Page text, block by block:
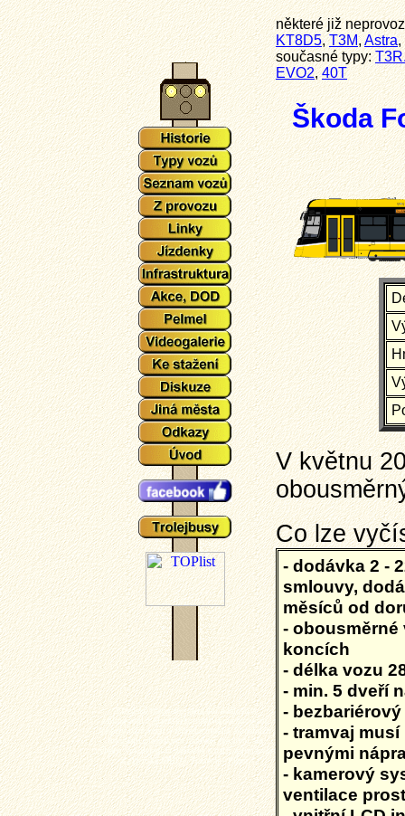
Plzeňské tramvaje - aktuální události a
zajímavosti z plzeňského tramvajové provozu,
popisy typů vozů a zejména mnoho aktuálních
fotografií plzeňských tramvají (nechybí ani
výluky, vykolejení či povodně a další zajímavotsi
z plzeňské MHD). Tramvaj - Plzeň.
některé již
KT8D5,T3M,Astra,
současné typy:
EVO2,40T
Škoda
V květnu
Co lze
- dodávka 2 -
smlouvy,
měsíců od
-
koncích
- délka vozu
- min. 5 dveří
-
- tramvaj
pevnými
- kamerový
ventilace